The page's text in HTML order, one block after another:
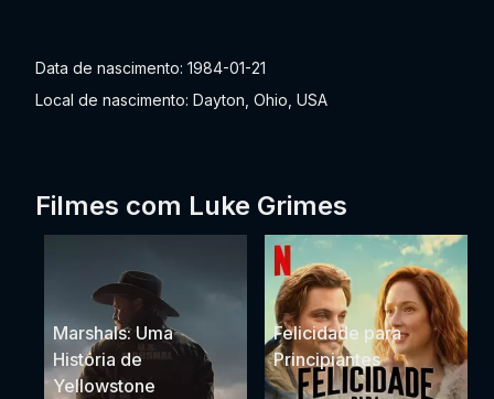
Data de nascimento: 1984-01-21
Local de nascimento: Dayton, Ohio, USA
Filmes com Luke Grimes
Marshals: Uma
História de
Yellowstone
Felicidade para
Principiantes